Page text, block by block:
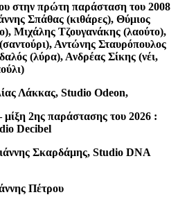
στην πρώτη παράσταση του 2008
Σπάθας (κιθάρες), Θύμιος
Μιχάλης Τζουγανάκης (λαούτο),
Αντώνης Σταυρόπουλος
(λύρα), Ανδρέας Σίκης (νέι,
Λάκκας, Studio Odeon,
μίξη 2ης παράστασης του 2026 :
Decibel
Σκαρδάμης, Studio DNA
Πέτρου